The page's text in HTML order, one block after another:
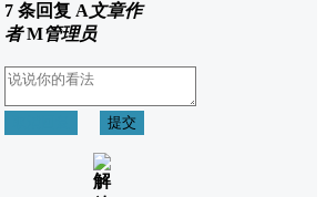
7 条回复 A文章作
者 M管理员
提交